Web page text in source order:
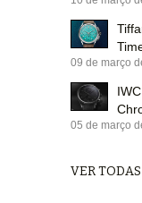
09 de março
05 de março
VER